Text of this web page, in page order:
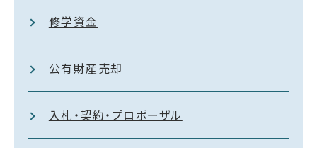
修学資金
公有財産売却
入札・契約・プロポーザル